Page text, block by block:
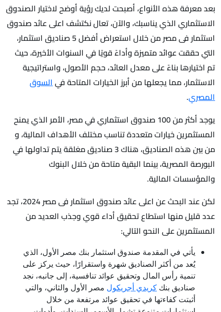
بعد معرفة هذه الأنواع، أصبحت لديك رؤية أوضح لاختيار الصندوق
الاستثماري الذي يناسبك، والآن، تعال نكتشف اعلى عائد صندوق
استثمار فى مصر من خلال استعراض أفضل 5 صناديق استثمار،
التي حققت عوائد متميزة وأداءً قويًا في السنوات الأخيرة، حيث
تم اختيارها بناءً على معدل العائد، حجم الأصول، واستراتيجية
الاستثمار، مما يجعلها من أبرز الخيارات المتاحة فيالسوق
المصري.
يوجد أكثر من 100 صندوق استثماري في مصر، الأمر الذي يمنح
المستثمرين خيارات متعددة تناسب مختلف الأهداف المالية، و
من بين هذه الصناديق، هناك 3 صناديق مغلقة يتم تداولها في
البورصة المصرية، بينما البقية متاحة من خلال البنوك
والمؤسسات المالية.
لكن عند البحث عن اعلى عائد صندوق استثمار فى مصر 2024، تجد
عدد قليل منها استطاع تحقيق أداء قوي وجذب العديد من
المستثمرين على النحو التالي:
يأتي في المقدمة صندوق استثمار بنك مصر الأول، الذي
يُعد من أكثر الصناديق شهرة واستقرارًا، حيث يركز على
تنمية رأس المال وتحقيق عوائد تنافسية، إلى جانبه، نجد
صناديق بنك كريدي أجريكول مصر الأول والثاني، والتي
أثبتت كفاءتها في تحقيق عوائد مرتفعة من خلال